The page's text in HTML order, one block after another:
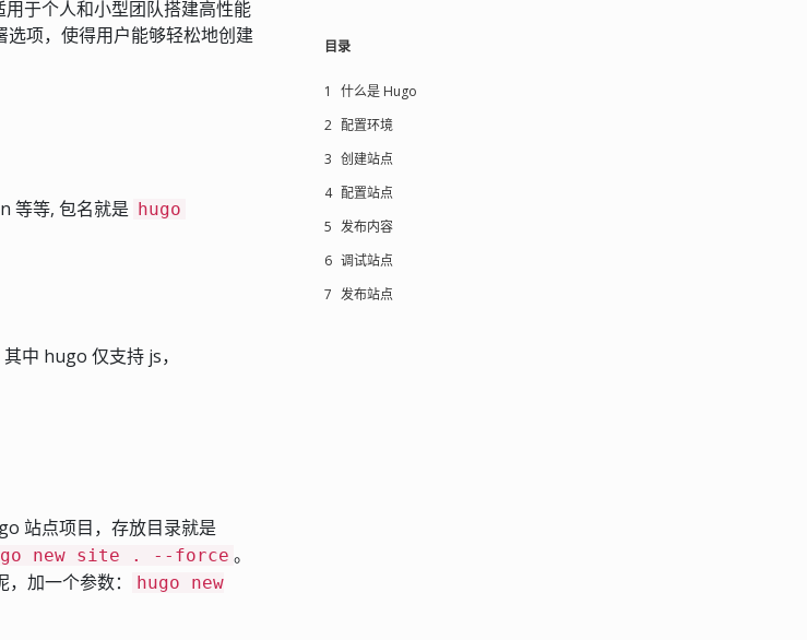
于个人和小型团队搭建高性能
项，使得用户能够轻松地创建
等等, 包名就是 hugo
中 hugo 仅支持 js，
站点项目，存放目录就是
new site . --force 。
加一个参数：
hugo new
目录
1
什么是 Hugo
2 配置环境
3 创建站点
4 配置站点
5 发布内容
6 调试站点
7 发布站点